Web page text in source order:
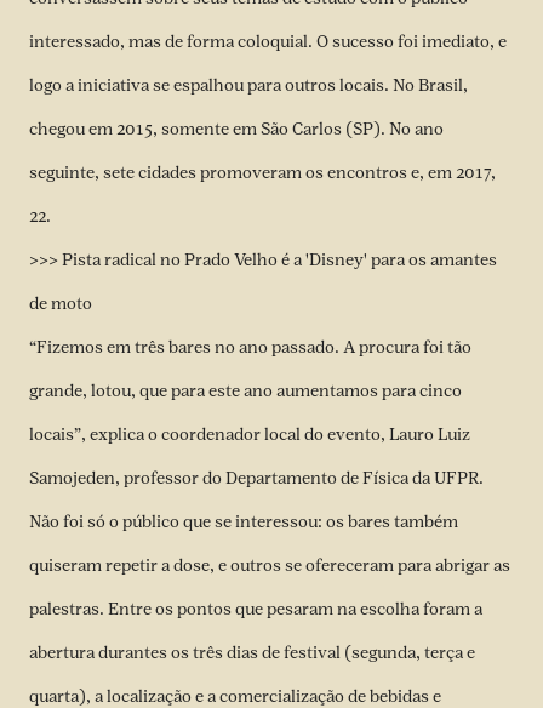
interessado, mas de forma coloquial. O sucesso foi imediato, e
logo a iniciativa se espalhou para outros locais. No Brasil,
chegou em 2015, somente em São Carlos (SP). No ano
seguinte, sete cidades promoveram os encontros e, em 2017,
22.
>>> Pista radical no Prado Velho é a 'Disney' para os amantes
de moto
“Fizemos em três bares no ano passado. A procura foi tão
grande, lotou, que para este ano aumentamos para cinco
locais”, explica o coordenador local do evento, Lauro Luiz
Samojeden, professor do Departamento de Física da UFPR.
Não foi só o público que se interessou: os bares também
quiseram repetir a dose, e outros se ofereceram para abrigar as
palestras. Entre os pontos que pesaram na escolha foram a
abertura durantes os três dias de festival (segunda, terça e
quarta), a localização e a comercialização de bebidas e